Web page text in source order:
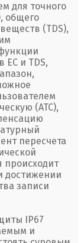
для точного
общего
(TDS),
ЕС и TDS,
(ATC),
пересчета
происходит
достижении
записи
IP67
и